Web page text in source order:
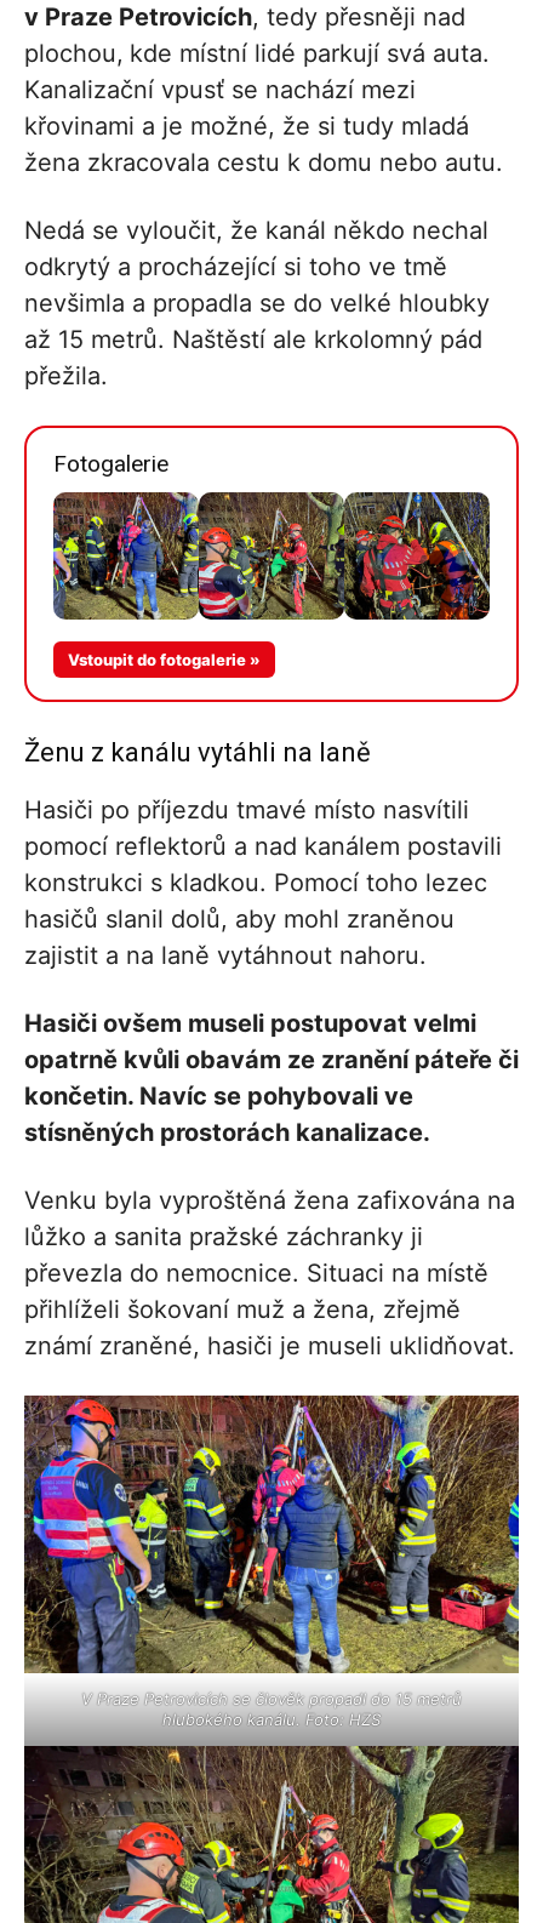
v Praze Petrovicích, tedy přesněji nad
plochou, kde místní lidé parkují svá auta.
Kanalizační vpusť se nachází mezi
křovinami a je možné, že si tudy mladá
žena zkracovala cestu k domu nebo autu.
Nedá se vyloučit, že kanál někdo nechal
odkrytý a procházející si toho ve tmě
nevšimla a propadla se do velké hloubky
až 15 metrů. Naštěstí ale krkolomný pád
přežila.
Fotogalerie
Vstoupit do fotogalerie »
Ženu z kanálu vytáhli na laně
Hasiči po příjezdu tmavé místo nasvítili
pomocí reflektorů a nad kanálem postavili
konstrukci s kladkou. Pomocí toho lezec
hasičů slanil dolů, aby mohl zraněnou
zajistit a na laně vytáhnout nahoru.
Hasiči ovšem museli postupovat velmi
opatrně kvůli obavám ze zranění páteře či
končetin. Navíc se pohybovali ve
stísněných prostorách kanalizace.
Venku byla vyproštěná žena zafixována na
lůžko a sanita pražské záchranky ji
převezla do nemocnice. Situaci na místě
přihlíželi šokovaní muž a žena, zřejmě
známí zraněné, hasiči je museli uklidňovat.
V Praze Petrovicích se člověk propadl do 15 metrů
hlubokého kanálu. Foto: HZS